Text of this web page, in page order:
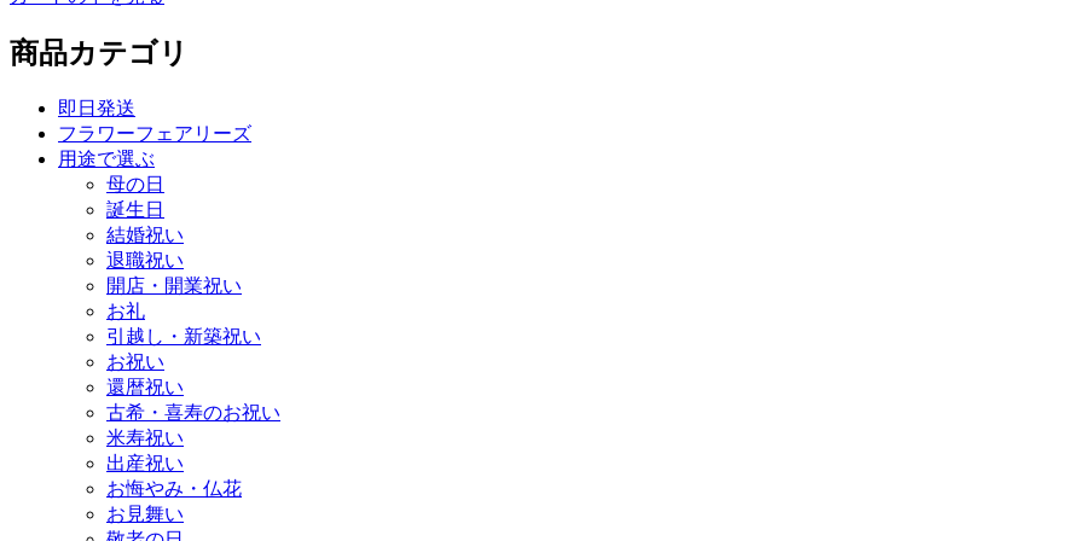
商品カテゴリ
即日発送
フラワーフェアリーズ
用途で選ぶ
母の日
誕生日
結婚祝い
退職祝い
開店・開業祝い
お礼
引越し・新築祝い
お祝い
還暦祝い
古希・喜寿のお祝い
米寿祝い
出産祝い
お悔やみ・仏花
お見舞い